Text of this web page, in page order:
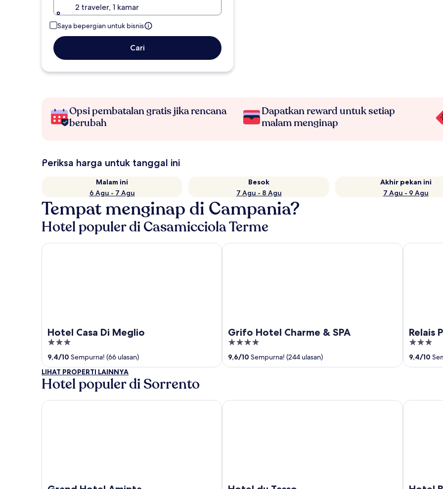
2 traveler, 1 kamar
Saya bepergian untuk bisnis
Cari
Opsi pembatalan gratis jika rencana
berubah
Dapatkan reward untuk setiap
malam menginap
Periksa harga untuk tanggal ini
Malam ini
6 Agu - 7 Agu
Besok
7 Agu - 8 Agu
Akhir pekan ini
7 Agu - 9 Agu
Tempat menginap di Campania?
Hotel populer di Casamicciola Terme
Hotel Casa Di Meglio
3
out
of
5
9,4/10 Sempurna! (66 ulasan)
Hotel Casa Di Meglio
Grifo Hotel Charme & SPA
4
out
of
9,6/10 Sempurna! (244 ulasan)
Grifo Hotel Charme & SPA
Relais
3
out
of
9,4/10
Relais
LIHAT PROPERTI LAINNYA
Hotel populer di Sorrento
Grand Hotel Aminta Hotel du Tasso Hotel Baia